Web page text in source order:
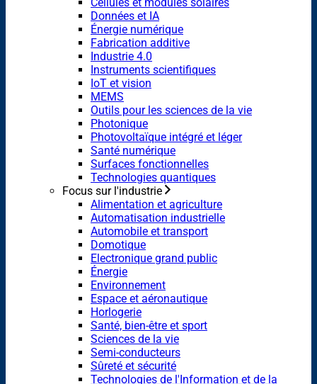
Données et IA
Énergie numérique
Fabrication additive
Industrie 4.0
Instruments scientifiques
IoT et vision
MEMS
Outils pour les sciences de la vie
Photonique
Photovoltaïque intégré et léger
Santé numérique
Surfaces fonctionnelles
Technologies quantiques
Focus sur l'industrie
Alimentation et agriculture
Automatisation industrielle
Automobile et transport
Domotique
Electronique grand public
Énergie
Environnement
Espace et aéronautique
Horlogerie
Santé, bien-être et sport
Sciences de la vie
Semi-conducteurs
Sûreté et sécurité
Technologies de l'Information et de la